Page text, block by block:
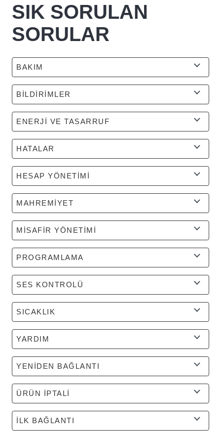
SIK SORULAN
SORULAR
BAKIM
BİLDİRİMLER
ENERJİ VE TASARRUF
HATALAR
HESAP YÖNETİMİ
MAHREMİYET
MİSAFİR YÖNETİMİ
PROGRAMLAMA
SES KONTROLÜ
SICAKLIK
YARDIM
YENİDEN BAĞLANTI
ÜRÜN İPTALİ
İLK BAĞLANTI